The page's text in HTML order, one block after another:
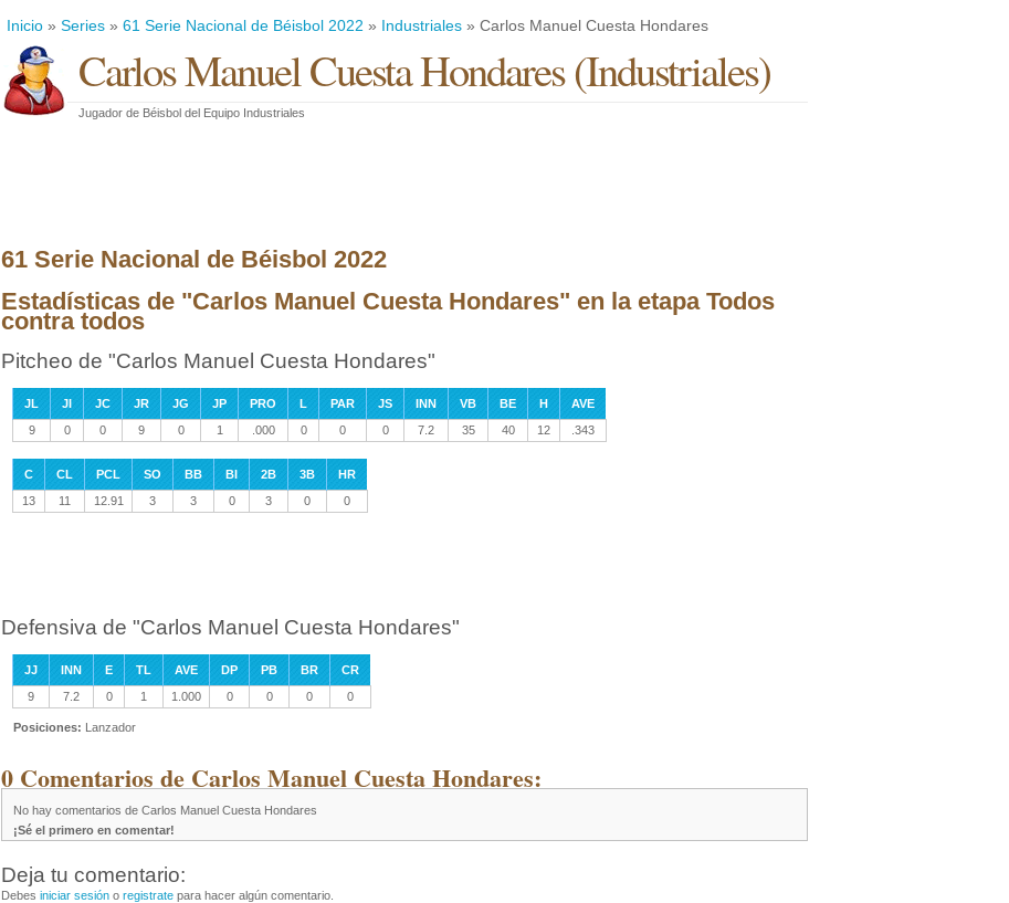
Inicio » Series » 61 Serie Nacional de Béisbol 2022 » Industriales » Carlos Manuel Cuesta Hondares
Carlos Manuel Cuesta Hondares(Industriales)
Jugador de Béisbol del Equipo Industriales
61 Serie Nacional de Béisbol 2022
Estadísticas de "Carlos Manuel Cuesta Hondares" en la etapa Todos
contra todos
Pitcheo de "Carlos Manuel Cuesta Hondares"
JL JI JC JR JG JP PRO L PAR JS INN VB BE H
AVE
9
0 0 9 0 1 .000 0 0 0 7.2 35 40 12 .343
C CL PCL SO BB BI 2B 3B
HR
13
11 12.91 3 3 0 3 0 0
Defensiva de "Carlos Manuel Cuesta Hondares"
JJ INN E TL AVE DP PB BR
CR
9
7.2 0 1 1.000 0 0 0 0
Posiciones: Lanzador
0 Comentarios de Carlos Manuel Cuesta Hondares:
No hay comentarios de Carlos Manuel Cuesta Hondares
¡Sé el primero en comentar!
Deja tu comentario:
Debes iniciar sesión o registrate para hacer algún comentario.